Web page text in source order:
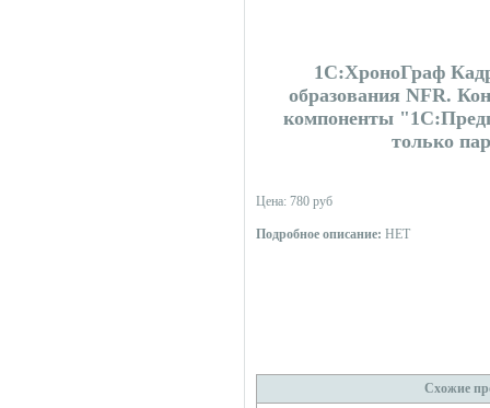
1С:ХроноГраф
образования NFR.
компоненты
только
Цена: 780 руб
Подробное описание: НЕТ
Схожие